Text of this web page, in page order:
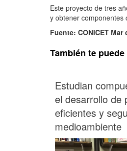
Este proyecto de tres
y obtener componentes
Fuente: CONICET Mar
También te
Estudian
el desarrollo de
eficientes y
medioambiente